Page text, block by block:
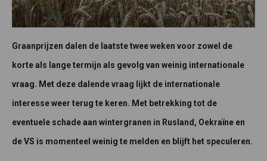
Graanprijzen dalen de laatste twee weken voor zowel de
korte als lange termijn als gevolg van weinig internationale
vraag. Met deze dalende vraag lijkt de internationale
interesse weer terug te keren. Met betrekking tot de
eventuele schade aan wintergranen in Rusland, Oekraïne en
de VS is momenteel weinig te melden en blijft het speculeren.